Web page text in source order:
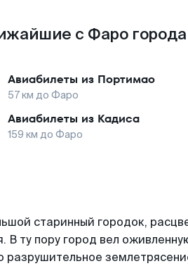
с Фаро города
Авиабилеты из Портимао
57км до Фаро
Авиабилеты из Кадиса
159 км до Фаро
старинный городок,
В ту пору город вел
разрушительное